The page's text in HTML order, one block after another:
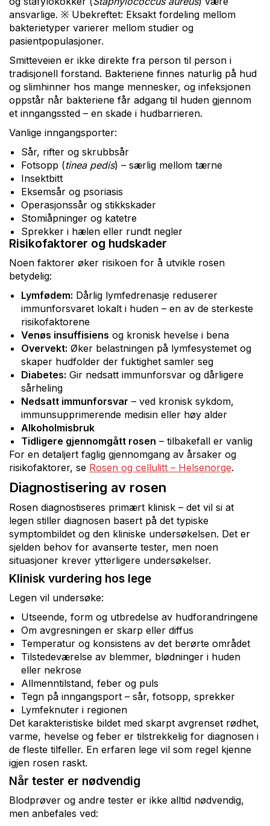
ansvarlige. ※ Ubekreftet: Eksakt fordeling mellom
bakterietyper varierer mellom studier og
pasientpopulasjoner.
Smitteveien er ikke direkte fra person til person i
tradisjonell forstand. Bakteriene finnes naturlig på hud
og slimhinner hos mange mennesker, og infeksjonen
oppstår når bakteriene får adgang til huden gjennom
et inngangssted – en skade i hudbarrieren.
Vanlige inngangsporter:
Sår, rifter og skrubbsår
Fotsopp (tinea pedis) – særlig mellom tærne
Insektbitt
Eksemsår og psoriasis
Operasjonssår og stikkskader
Stomiåpninger og katetre
Sprekker i hælen eller rundt negler
Risikofaktorer og hudskader
Noen faktorer øker risikoen for å utvikle rosen
betydelig:
Lymfødem: Dårlig lymfedrenasje reduserer
immunforsvaret lokalt i huden – en av de sterkeste
risikofaktorene
Venøs insuffisiens og kronisk hevelse i bena
Overvekt: Øker belastningen på lymfesystemet og
skaper hudfolder der fuktighet samler seg
Diabetes: Gir nedsatt immunforsvar og dårligere
sårheling
Nedsatt immunforsvar – ved kronisk sykdom,
immunsupprimerende medisin eller høy alder
Alkoholmisbruk
Tidligere gjennomgått rosen – tilbakefall er vanlig
For en detaljert faglig gjennomgang av årsaker og
risikofaktorer, se Rosen og cellulitt – Helsenorge.
Diagnostisering av rosen
Rosen diagnostiseres primært klinisk – det vil si at
legen stiller diagnosen basert på det typiske
symptombildet og den kliniske undersøkelsen. Det er
sjelden behov for avanserte tester, men noen
situasjoner krever ytterligere undersøkelser.
Klinisk vurdering hos lege
Legen vil undersøke:
Utseende, form og utbredelse av hudforandringene
Om avgresningen er skarp eller diffus
Temperatur og konsistens av det berørte området
Tilstedeværelse av blemmer, blødninger i huden
eller nekrose
Allmenntilstand, feber og puls
Tegn på inngangsport – sår, fotsopp, sprekker
Lymfeknuter i regionen
Det karakteristiske bildet med skarpt avgrenset rødhet,
varme, hevelse og feber er tilstrekkelig for diagnosen i
de fleste tilfeller. En erfaren lege vil som regel kjenne
igjen rosen raskt.
Når tester er nødvendig
Blodprøver og andre tester er ikke alltid nødvendig,
men anbefales ved: